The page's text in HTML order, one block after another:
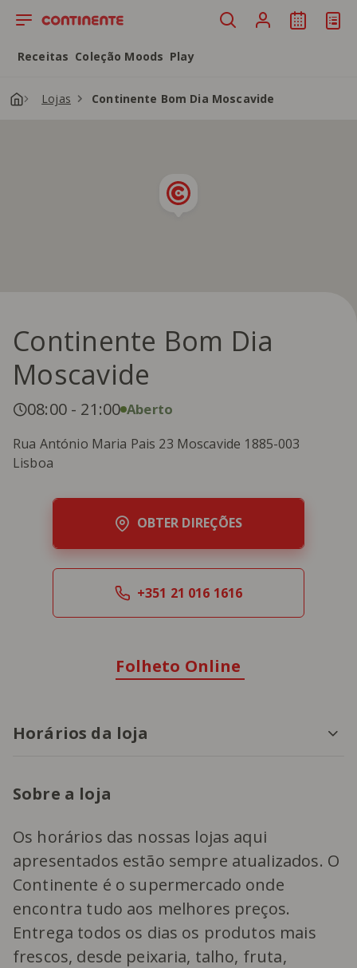
Saltar para o conteúdo principal
Receitas Coleção Moods Play
Lojas Continente Bom Dia Moscavide
Continente Bom Dia
Moscavide
08:00 - 21:00 Aberto
Rua António Maria Pais 23 Moscavide 1885-003
Lisboa
OBTER DIREÇÕES
+351 21 016 1616
Folheto Online
Horários da loja
Sobre a loja
Os horários das nossas lojas aqui
apresentados estão sempre atualizados. O
Continente é o supermercado onde
encontra tudo aos melhores preços.
Entrega todos os dias os produtos mais
frescos, desde peixaria, talho, fruta,